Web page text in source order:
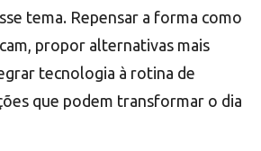
tema. Repensar a forma como
propor alternativas mais
tecnologia à rotina de
que podem transformar o dia